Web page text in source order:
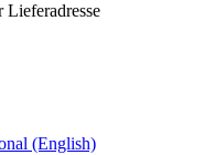
Lieferadresse
(English)